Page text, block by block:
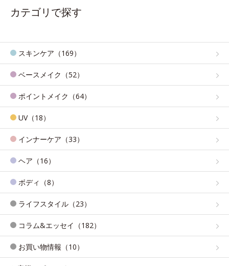
カテゴリで探す
スキンケア（169）
ベースメイク（52）
ポイントメイク（64）
UV（18）
インナーケア（33）
ヘア（16）
ボディ（8）
ライフスタイル（23）
コラム&エッセイ（182）
お買い物情報（10）